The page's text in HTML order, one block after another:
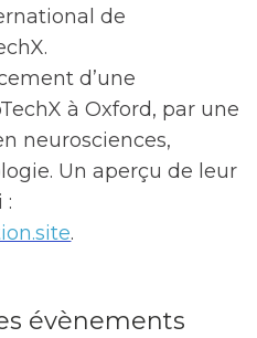
de
d’une
àOxford, par une
neurosciences,
Un aperçu de leur
:
.
évènements